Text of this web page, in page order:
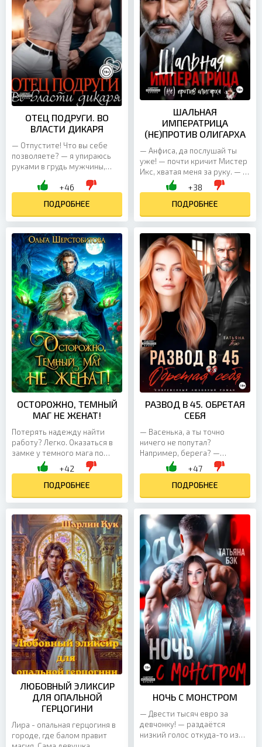
ОТЕЦ ПОДРУГИ. ВО
ВЛАСТИ ДИКАРЯ
— Отпустите! Что вы себе
позволяете? — я упираюсь
руками в грудь мужчины,
вдавившего в стену. С тем
+46
ПОДРОБНЕЕ
ШАЛЬНАЯ
ИМПЕРАТРИЦА
(НЕ)ПРОТИВ ОЛИГАРХА
— Анфиса, да послушай ты
уже! — почти кричит Мистер
Икс, хватая меня за руку. — Я
не хочу ничего слышать! Ты
явился, чтобы забрать то, что
+38
ПОДРОБНЕЕ
ОСТОРОЖНО, ТЕМНЫЙ
МАГ НЕ ЖЕНАТ!
Потерять надежду найти
работу? Легко. Оказаться в
замке у темного мага по
вине древнего артефакта,
который еще и не позволяет
вернуться? Запросто. А...
+42
ПОДРОБНЕЕ
РАЗВОД В 45. ОБРЕТАЯ
СЕБЯ
— Васенька, а ты точно
ничего не попутал?
Например, берега? —
интересуюсь ласково у мужа,
который сжимает в
объятиях молоденькую
размалёванную...
+47
ПОДРОБНЕЕ
ЛЮБОВНЫЙ ЭЛИКСИР
ДЛЯ ОПАЛЬНОЙ
ГЕРЦОГИНИ
Лира - опальная герцогиня в
городе, где балом правит
НОЧЬ С МОНСТРОМ
— Двести тысяч евро за
девчонку! — раздаётся
низкий голос откуда-то из